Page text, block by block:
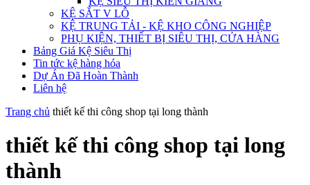
KỆ SẮT V LỖ
KỆ TRUNG TẢI - KỆ KHO CÔNG NGHIỆP
PHỤ KIỆN, THIẾT BỊ SIÊU THỊ, CỬA HÀNG
Bảng Giá Kệ Siêu Thị
Tin tức kệ hàng hóa
Dự Án Đã Hoàn Thành
Liên hệ
Trang chủ thiết kế thi công shop tại long thành
thiết kế thi công shop tại long
thành